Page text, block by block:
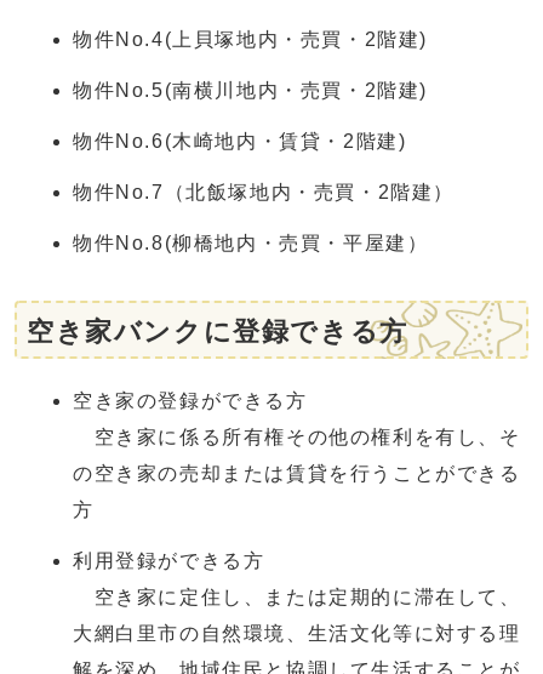
物件No.4(上貝塚地内・売買・2階建)
物件No.5(南横川地内・売買・2階建)
物件No.6(木崎地内・賃貸・2階建)
物件No.7（北飯塚地内・売買・2階建）
物件No.8(柳橋地内・売買・平屋建）
空き家バンクに登録できる方
空き家の登録ができる方
空き家に係る所有権その他の権利を有し、そ
の空き家の売却または賃貸を行うことができる
方
利用登録ができる方
空き家に定住し、または定期的に滞在して、
大網白里市の自然環境、生活文化等に対する理
解を深め、地域住民と協調して生活することが